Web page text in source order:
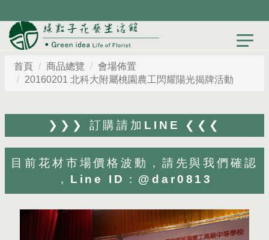
首頁 商品總覽
會場佈置
20160201 北科大附屬桃園農工閃耀陽光揭牌活動
❯❯❯ 訂購請加LINE ❮❮❮
目前花材市場價格波動，請先與我們確認
，Line ID：@dar0813